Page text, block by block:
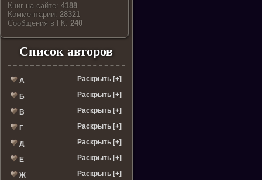
Книг на сайте:4188
Комментарии:28321
Cообщения в ГК:240
Список авторов
А Раскрыть [+]
Б Раскрыть [+]
В Раскрыть [+]
Г Раскрыть [+]
Д Раскрыть [+]
Е Раскрыть [+]
Ж Раскрыть [+]